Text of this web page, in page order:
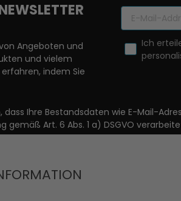
Angeboten und
und vielem
indem Sie
Ich
Ihre Bestandsdaten wie E-Mail-
gemäß Art. 6 Abs. 1 a) DSGVO